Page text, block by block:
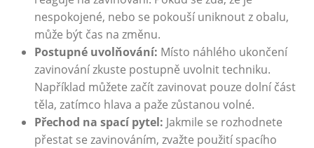
nespokojené, nebo se pokouší uniknout z obalu,
může být čas na změnu.
Postupné uvolňování: Místo náhlého ukončení
zavinování zkuste postupně uvolnit techniku.
Například můžete začít zavinovat pouze dolní část
těla, zatímco hlava a paže zůstanou volné.
Přechod na spací pytel: Jakmile se rozhodnete
přestat se zavinováním, zvažte použití spacího